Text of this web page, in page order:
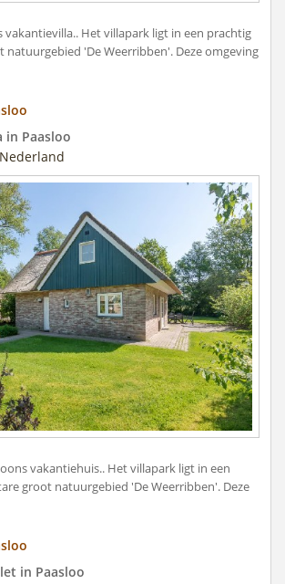
vakantievilla.. Het villapark ligt in een prachtig
natuurgebied 'De Weerribben'. Deze omgeving
in Paasloo
vakantiehuis.. Het villapark ligt in een
groot natuurgebied 'De Weerribben'. Deze
in Paasloo